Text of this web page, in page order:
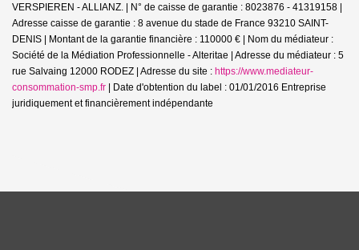
VERSPIEREN - ALLIANZ. | N° de caisse de garantie : 8023876 - 41319158 |
Adresse caisse de garantie : 8 avenue du stade de France 93210 SAINT-
DENIS | Montant de la garantie financière : 110000 € | Nom du médiateur :
Société de la Médiation Professionnelle - Alteritae | Adresse du médiateur : 5
rue Salvaing 12000 RODEZ | Adresse du site : https://www.mediateur-
consommation-smp.fr | Date d'obtention du label : 01/01/2016 Entreprise
juridiquement et financièrement indépendante